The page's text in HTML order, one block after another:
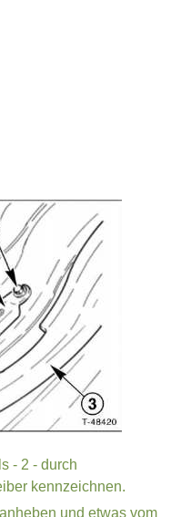
- 2 - durch
kennzeichnen.
und etwas vom